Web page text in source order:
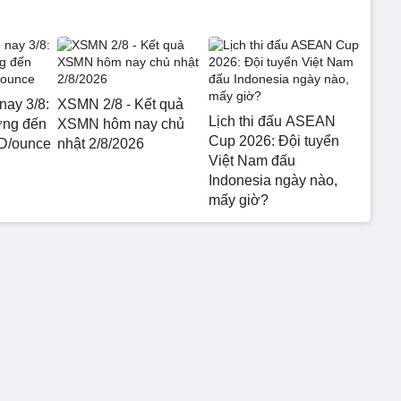
3/8:
đến
ounce
XSMN 2/8 - Kết quả
XSMN hôm nay chủ
nhật 2/8/2026
Lịch thi đấu ASEAN
Cup 2026: Đội tuyển
Việt Nam đấu
Indonesia ngày nào,
mấy giờ?